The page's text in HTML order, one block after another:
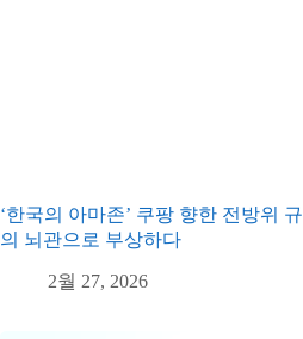
‘한국의 아마존’ 쿠팡 향한 전방위
의 뇌관으로 부상하다
2월 27, 2026